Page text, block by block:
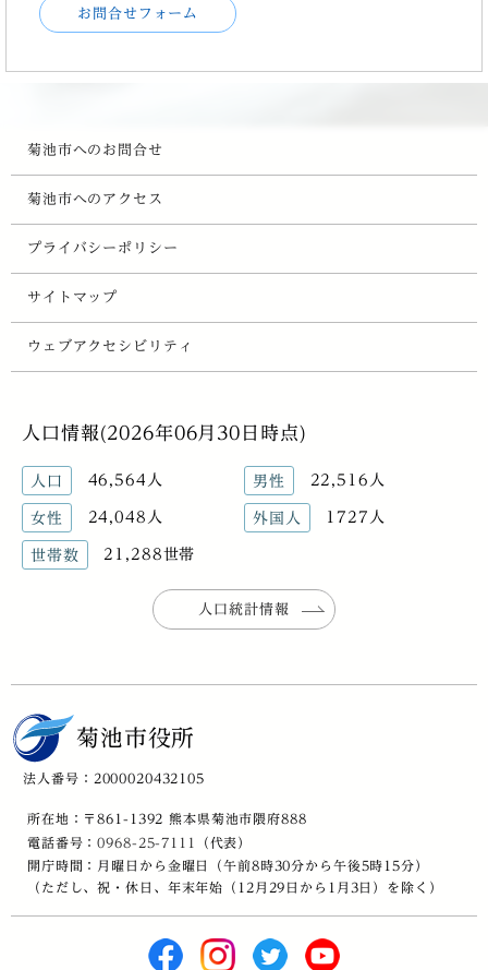
お問合せフォーム
菊池市へのお問合せ
菊池市へのアクセス
プライバシーポリシー
サイトマップ
ウェブアクセシビリティ
人口情報(2026年06月30日時点)
人口 46,564人 男性 22,516人
女性 24,048人 外国人 1727人
世帯数 21,288世帯
人口統計情報
菊池市役所
法人番号：2000020432105
所在地：〒861-1392 熊本県菊池市隈府888
電話番号：0968-25-7111
（代表）
開庁時間：月曜日から金曜日（午前8時30分から午後5時15分）
（ただし、祝・休日、年末年始（12月29日から1月3日）を除く）